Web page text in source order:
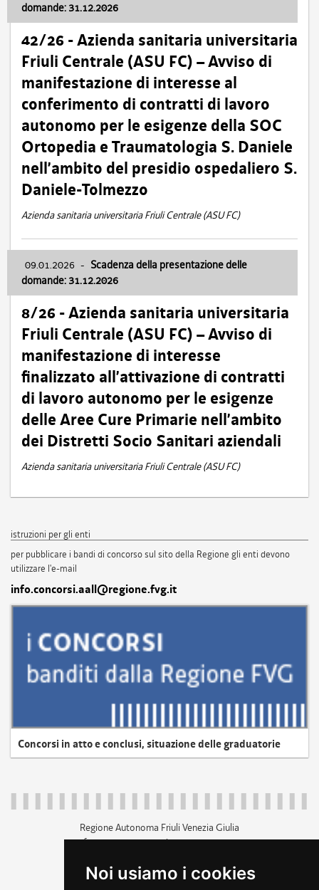
Noi usiamo i cookies
domande: 31.12.2026
42/26 - Azienda sanitaria universitaria
Friuli Centrale (ASU FC) – Avviso di
manifestazione di interesse al
conferimento di contratti di lavoro
autonomo per le esigenze della SOC
Ortopedia e Traumatologia S. Daniele
nell’ambito del presidio ospedaliero S.
Daniele-Tolmezzo
Azienda sanitaria universitaria Friuli Centrale (ASU FC)
09.01.2026 - Scadenza della presentazione delle
domande: 31.12.2026
8/26 - Azienda sanitaria universitaria
Friuli Centrale (ASU FC) – Avviso di
manifestazione di interesse
finalizzato all’attivazione di contratti
di lavoro autonomo per le esigenze
delle Aree Cure Primarie nell’ambito
dei Distretti Socio Sanitari aziendali
Azienda sanitaria universitaria Friuli Centrale (ASU FC)
istruzioni per gli enti
per pubblicare i bandi di concorso sul sito della Regione gli enti devono
utilizzare l'e-mail
info.concorsi.aall@regione.fvg.it
Concorsi in atto e conclusi, situazione delle graduatorie
Regione Autonoma Friuli Venezia Giulia
c.f. 80014930327; p.iva 00526040324
+39 040 3771111